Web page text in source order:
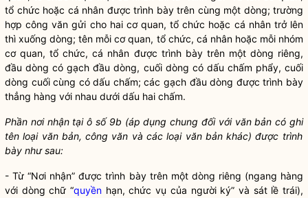
tổ chức hoặc cá nhân được trình bày trên cùng một dòng; trường
hợp công văn gửi cho hai cơ quan, tổ chức hoặc cá nhân trở lên
thì xuống dòng; tên mỗi cơ quan, tổ chức, cá nhân hoặc mỗi nhóm
cơ quan, tổ chức, cá nhân được trình bày trên một dòng riêng,
đầu dòng có gạch đầu dòng, cuối dòng có dấu chấm phẩy, cuối
dòng cuối cùng có dấu chấm; các gạch đầu dòng được trình bày
thẳng hàng với nhau dưới dấu hai chấm.
Phần nơi nhận tại ô số9b (áp dụng chung đối với văn bản có ghi
tênloạivăn bản, công văn và các loại văn bản khác) được trình
bày như sau:
- Từ “Nơi nhận” được trình bày trên một dòng riêng (ngang hàng
với dòng chữ “quyền hạn, chức vụ của người ký” và sát lề trái),